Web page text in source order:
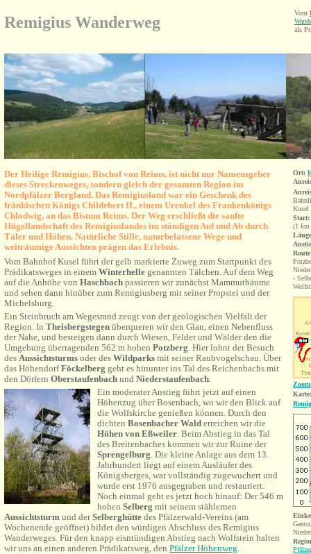
Remigius Wanderweg
Vom
als
Der Heilige Remigius, Bischof von Reims, ist nicht nur Namensgeber
dieses Streckenweges, sondern gleich der gesamten Region im
Nordpfälzer Bergland. Das Remigiusland war ein Geschenk des
fränkischen Königs Childebert II., einem Urenkel des Frankenkönigs
Chlodwig, an das Bistum Reims. Der Weg erschließt die sanfte
Hügellandschaft des Remigiuslandes im ständigen Auf und Ab durch
Täler und Höhen. Natürliche Stille, naturbelassene Wege und
weiträumige Aussichten prägen das Erlebnis.
Vom Bahnhof Kusel führt der gelb markierte Zuweg zum Startpunkt des
Prädikatsweges in einem Winterhelle genannten Tälchen. Auf dem Weg
auf die Anhöhe von Haschbach passieren wir zunächst Mammutbäume
und sehen dann hinüber zum Remigiusberg mit seiner Propstei und der
Michelsburg.
Ein Steinbruch am Wegesrand zeugt von der geologischen Vielfalt der
Region. In Theisbergstegen überqueren wir den Glan, einen Nebenfluss
der Nahe, und besteigen dann durch Wiesen, Felder und Wälder den die
Umgebung überragenden 562 m hohen Potzberg. Hier lohnt der Besuch
des Aussichtsturms oder des Wildparks mit seiner Raubvogelschau. Über
das HöhendorfFöckelberg geht es hinunter ins Tal des Reichenbachs mit
den Dörfern Oberstaufenbach und Niederstaufenbach.
Ein moderater Anstieg führt jetzt auf einen
Höhenzug über Bosenbach, wo wir den Blick auf
die Wolfskirche genießen können. Durch den
dichten Bosenbacher Wald erreichen wir die
Höhen von Eßweiler. Beim Abstieg in das Tal
des Breitenbaches kommen wir zur Ruine der
Sprengelburg. Die kleine Anlage aus dem 13.
Jahrhundert liegt auf einem Ausläufer des
Königsberges, war vollständig zugewuchert und
wurde erst 1976 ausgegraben und restauriert.
Noch einmal geht es jetzt hoch hinauf: Der 546 m
hohen Selberg mit seinem stählernen
Aussichtsturm und derSelberghütte des Pfälzerwald-Vereins (am
Wochenende geöffnet) bildet den würdigen Abschluss des Remigius
Wanderweges. Für den knapp eisntündigen Abstieg nach Wolfstein halten
wir uns an einen anderen Prädikatsweg, den Pfälzer Höhenweg.
Ort:
Kusel
Start:
(1 km
-
Zoom
Karte: